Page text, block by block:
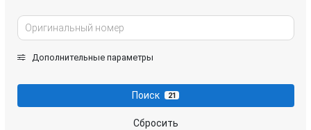
Дополнительные параметры
Поиск 21
Сбросить